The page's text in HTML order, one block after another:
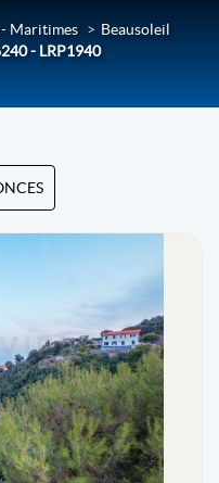
Maritimes
Beausoleil
- LRP1940